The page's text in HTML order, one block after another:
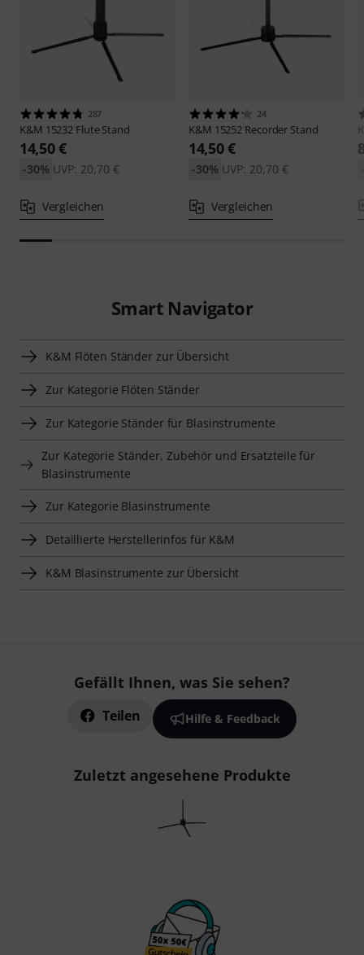
287
K&M 15232 Flute Stand
14,50 €
UVP: 20,70 €
-30%
Vergleichen
24
K&M 15252 Recorder Stand
14,50 €
UVP: 20,70 €
-30%
Vergleichen
Smart Navigator
K&M Flöten Ständer zur Übersicht
Zur Kategorie Flöten Ständer
Zur Kategorie Ständer für Blasinstrumente
Zur Kategorie Ständer, Zubehör und Ersatzteile für
Blasinstrumente
Zur Kategorie Blasinstrumente
Detaillierte Herstellerinfos für K&M
K&M Blasinstrumente zur Übersicht
Gefällt Ihnen, was Sie sehen?
Teilen Hilfe & Feedback
Zuletzt angesehene Produkte